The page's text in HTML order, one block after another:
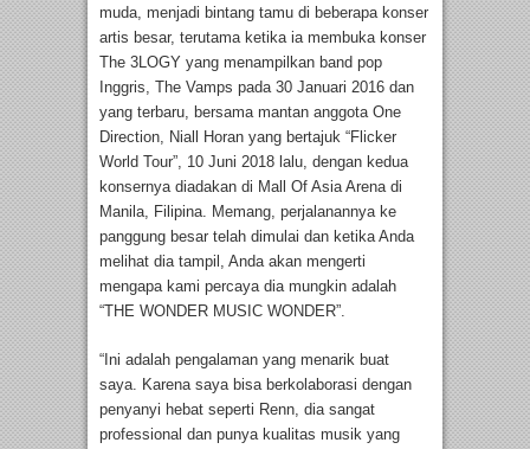
muda, menjadi bintang tamu di beberapa konser
artis besar, terutama ketika ia membuka konser
The 3LOGY yang menampilkan band pop
Inggris, The Vamps pada 30 Januari 2016 dan
yang terbaru, bersama mantan anggota One
Direction, Niall Horan yang bertajuk “Flicker
World Tour”, 10 Juni 2018 lalu, dengan kedua
konsernya diadakan di Mall Of Asia Arena di
Manila, Filipina. Memang, perjalanannya ke
panggung besar telah dimulai dan ketika Anda
melihat dia tampil, Anda akan mengerti
mengapa kami percaya dia mungkin adalah
“THE WONDER MUSIC WONDER”.
“Ini adalah pengalaman yang menarik buat
saya. Karena saya bisa berkolaborasi dengan
penyanyi hebat seperti Renn, dia sangat
professional dan punya kualitas musik yang